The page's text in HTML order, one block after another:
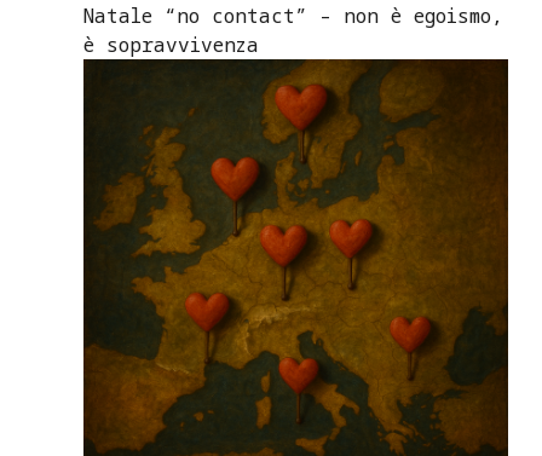
Natale “no contact” – non è egoismo,
è sopravvivenza